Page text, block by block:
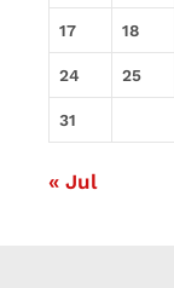
17 18
24 25
31
« Jul